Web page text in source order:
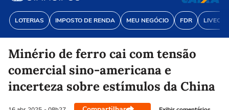
LOTERIAS IMPOSTO DE RENDA MEU NEGÓCIO FDR
Minério de ferro cai com tensão
comercial sino-americana e
incerteza sobre estímulos da China